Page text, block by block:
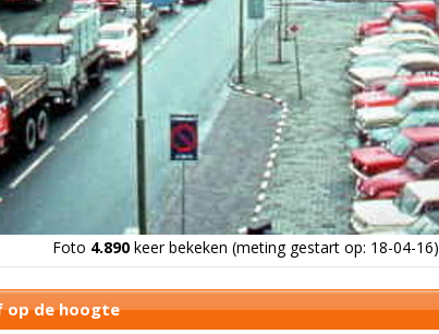
Foto 4.890keer bekeken (meting gestart op: 18-04-16)
op de hoogte